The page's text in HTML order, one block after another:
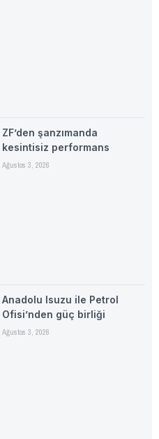
ZF’den şanzımanda
kesintisiz performans
Ağustos 3, 2026
Anadolu Isuzu ile Petrol
Ofisi’nden güç birliği
Ağustos 3, 2026